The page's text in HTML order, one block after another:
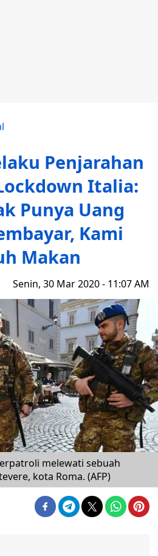
Penjarahan
Italia:
Punya Uang
Kami
Makan
Senin, 30 Mar 2020 - 11:07 AM
melewati sebuah
kota Roma. (AFP)